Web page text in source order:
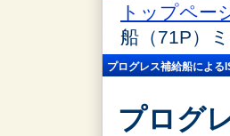
トップペー
船（71P）
プログレス補給船による
プログ